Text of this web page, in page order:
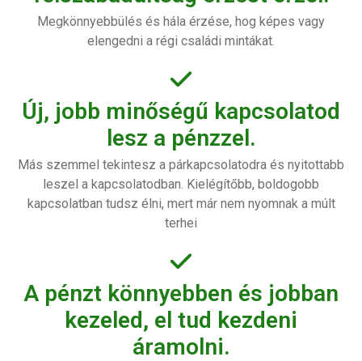
Megkönnyebbülés és hála érzése, hog képes vagy
elengedni a régi családi mintákat.
Új, jobb minőségű kapcsolatod
lesz a pénzzel.
Más szemmel tekintesz a párkapcsolatodra és nyitottabb
leszel a kapcsolatodban. Kielégítőbb, boldogobb
kapcsolatban tudsz élni, mert már nem nyomnak a múlt
terhei
A pénzt könnyebben és jobban
kezeled, el tud kezdeni
áramolni.